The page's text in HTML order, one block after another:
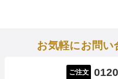
お気軽にお問
ご注文